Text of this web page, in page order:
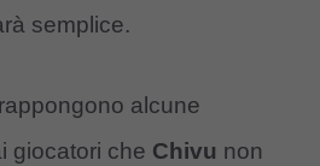
semplice.
alcune
giocatori che Chivu non